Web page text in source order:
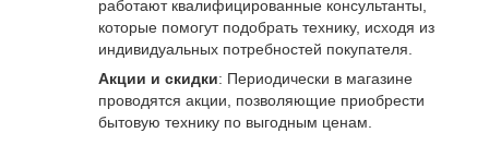
работают квалифицированные консультанты,
которые помогут подобрать технику, исходя из
индивидуальных потребностей покупателя.
Акции и скидки: Периодически в магазине
проводятся акции, позволяющие приобрести
бытовую технику по выгодным ценам.